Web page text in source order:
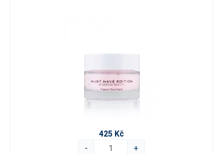
425 Kč
-
+